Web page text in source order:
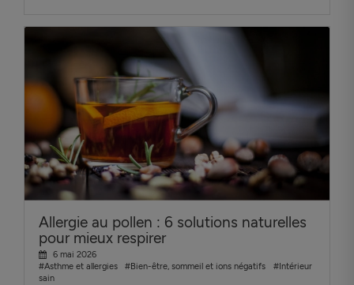
Allergie au pollen : 6 solutions naturelles
pour mieux respirer
6 mai 2026
#Asthme et allergies
#Bien-être, sommeil et ions négatifs
#Intérieur
sain